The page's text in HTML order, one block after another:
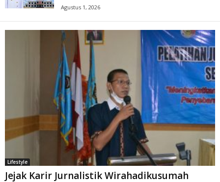
Agustus 1, 2026
Lifestyle
Jejak Karir Jurnalistik Wirahadikusumah